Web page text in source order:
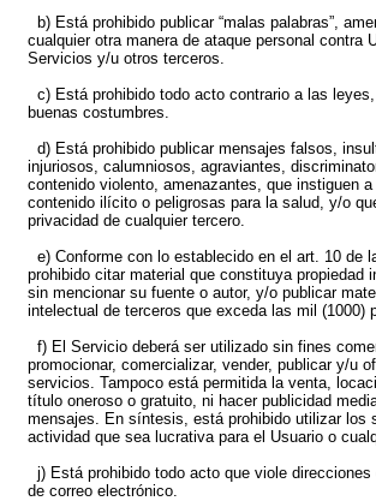
b) Está prohibido publicar “malas palabras”,
cualquier otra manera de ataque personal contra
Servicios y/u otros terceros.
c) Está prohibido todo acto contrario a las
buenas costumbres.
d) Está prohibido publicar mensajes falsos,
injuriosos, calumniosos, agraviantes,
contenido violento, amenazantes, que instiguen
contenido ilícito o peligrosas para la salud, y/o
privacidad de cualquier tercero.
e) Conforme con lo establecido en el art. 10 de
prohibido citar material que constituya propiedad
sin mencionar su fuente o autor, y/o publicar
intelectual de terceros que exceda las mil (1000)
f) El Servicio deberá ser utilizado sin fines
promocionar, comercializar, vender, publicar y/u
servicios. Tampoco está permitida la venta,
título oneroso o gratuito, ni hacer publicidad
mensajes. En síntesis, está prohibido utilizar los
actividad que sea lucrativa para el Usuario o
j) Está prohibido todo acto que viole
de correo electrónico.